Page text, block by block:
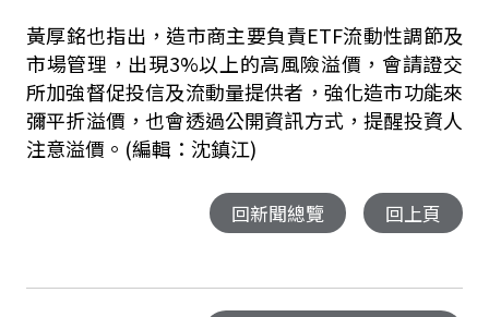
黃厚銘也指出，造市商主要負責ETF流動性調節及
市場管理，出現3%以上的高風險溢價，會請證交
所加強督促投信及流動量提供者，強化造市功能來
彌平折溢價，也會透過公開資訊方式，提醒投資人
注意溢價。(編輯：沈鎮江)
回新聞總覽 回上頁